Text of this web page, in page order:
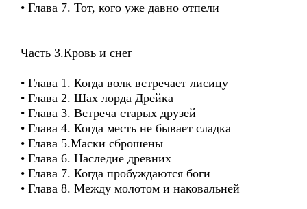
• Глава 7. Тот, кого уже давно отпели
Часть 3.Кровь и снег
• Глава 1. Когда волк встречает лисицу
• Глава 2. Шах лорда Дрейка
• Глава 3. Встреча старых друзей
• Глава 4. Когда месть не бывает сладка
• Глава 5.Маски сброшены
• Глава 6. Наследие древних
• Глава 7. Когда пробуждаются боги
• Глава 8. Между молотом и наковальней